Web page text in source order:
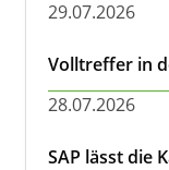
29.07.2026
Volltreffer in
28.07.2026
SAP lässt die